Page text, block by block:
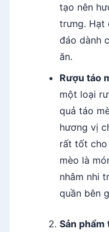
tạo nên
trưng. Hạt
đáo dành
ăn.
Rượu táo
một loại
quả táo
hương vị
rất tốt cho
mèo là
nhâm nhi
quần bên
Sản phẩm